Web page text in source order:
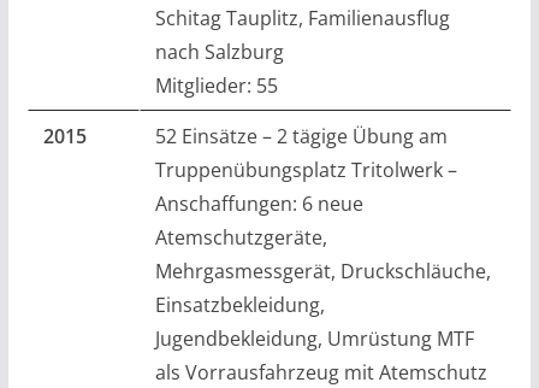
Schitag Tauplitz, Familienausflug
nach Salzburg
Mitglieder: 55
2015
52 Einsätze – 2 tägige Übung am
Truppenübungsplatz Tritolwerk –
Anschaffungen: 6 neue
Atemschutzgeräte,
Mehrgasmessgerät, Druckschläuche,
Einsatzbekleidung,
Jugendbekleidung, Umrüstung MTF
als Vorrausfahrzeug mit Atemschutz